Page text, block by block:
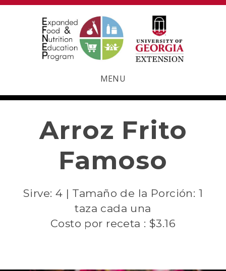
MENU
Arroz Frito
Famoso
Sirve: 4 | Tamaño de la Porción: 1
taza cada una
Costo por receta : $3.16